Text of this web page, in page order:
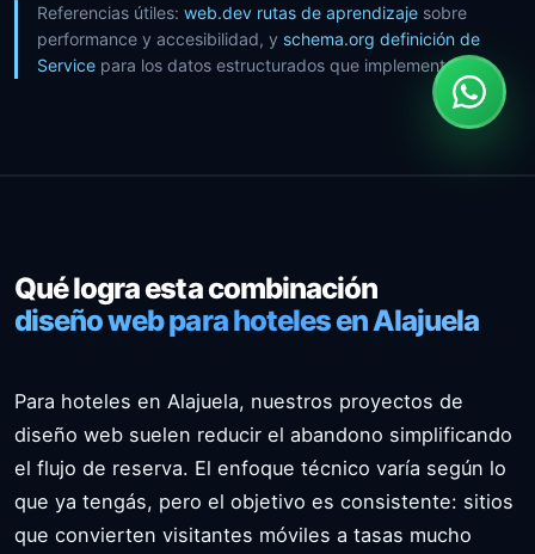
Referencias útiles: web.dev rutas de aprendizaje sobre
performance y accesibilidad, y schema.org definición de
Service para los datos estructurados que implementamos.
Qué logra esta combinación
diseño web para hoteles en Alajuela
Para hoteles en Alajuela, nuestros proyectos de
diseño web suelen reducir el abandono simplificando
el flujo de reserva. El enfoque técnico varía según lo
que ya tengás, pero el objetivo es consistente: sitios
que convierten visitantes móviles a tasas mucho